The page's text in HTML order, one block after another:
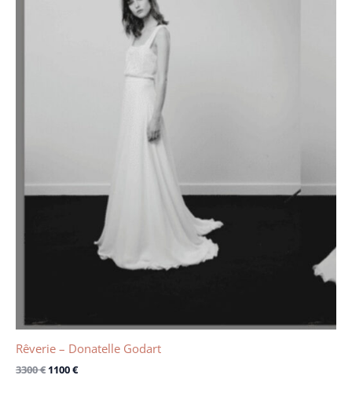
Rêverie – Donatelle Godart
3300€ 1100€